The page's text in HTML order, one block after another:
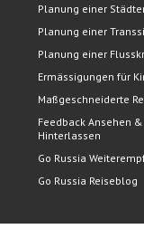
Planung einer
Planung einer
Planung einer
Ermässigungen für
Maßgeschneiderte
Feedback Ansehen &
Hinterlassen
Go Russia
Go Russia Reiseblog